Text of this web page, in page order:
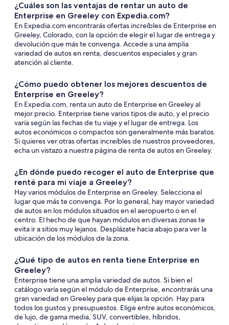
¿Cuáles son las ventajas de rentar un auto de
Enterprise en Greeley con Expedia.com?
En Expedia.com encontrarás ofertas increíbles de Enterprise en
Greeley, Colorado, con la opción de elegir el lugar de entrega y
devolución que más te convenga. Accede a una amplia
variedad de autos en renta, descuentos especiales y gran
atención al cliente.
¿Cómo puedo obtener los mejores descuentos de
Enterprise en Greeley?
En Expedia.com, renta un auto de Enterprise en Greeley al
mejor precio. Enterprise tiene varios tipos de auto, y el precio
varía según las fechas de tu viaje y el lugar de entrega. Los
autos económicos o compactos son generalmente más baratos.
Si quieres ver otras ofertas increíbles de nuestros proveedores,
echa un vistazo a nuestra página de renta de autos en Greeley.
¿En dónde puedo recoger el auto de Enterprise que
renté para mi viaje a Greeley?
Hay varios módulos de Enterprise en Greeley. Selecciona el
lugar que más te convenga. Por lo general, hay mayor variedad
de autos en los módulos situados en el aeropuerto o en el
centro. El hecho de que hayan módulos en diversas zonas te
evita ir a sitios muy lejanos. Desplázate hacia abajo para ver la
ubicación de los módulos de la zona.
¿Qué tipo de autos en renta tiene Enterprise en
Greeley?
Enterprise tiene una amplia variedad de autos. Si bien el
catálogo varía según el módulo de Enterprise, encontrarás una
gran variedad en Greeley para que elijas la opción. Hay para
todos los gustos y presupuestos. Elige entre autos económicos,
de lujo, de gama media, SUV, convertibles, híbridos,